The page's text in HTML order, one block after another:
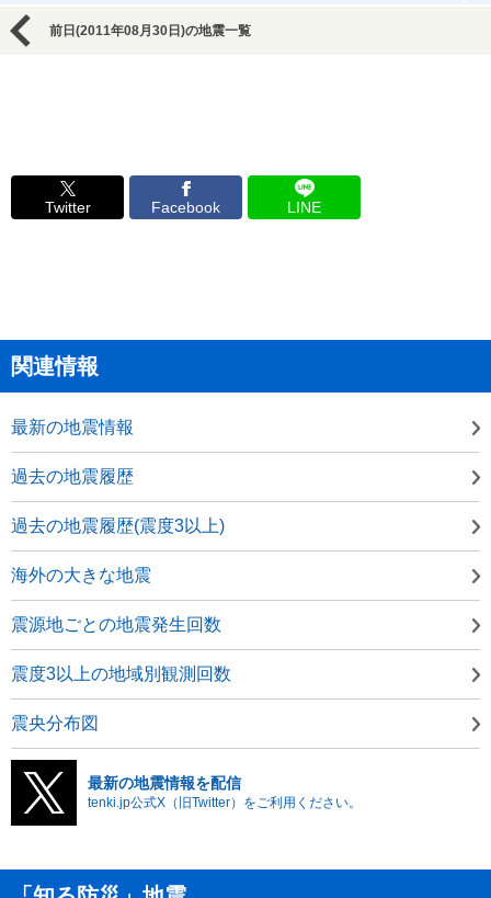
前日(2011年08月30日)の地震一覧
Twitter Facebook LINE
関連情報
最新の地震情報
過去の地震履歴
過去の地震履歴(震度3以上)
海外の大きな地震
震源地ごとの地震発生回数
震度3以上の地域別観測回数
震央分布図
最新の地震情報を配信
tenki.jp公式X（旧Twitter）をご利用ください。